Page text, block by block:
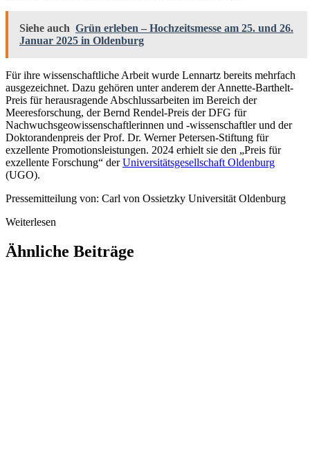
Siehe auch Grün erleben – Hochzeitsmesse am 25. und 26.
Januar 2025 in Oldenburg
Für ihre wissenschaftliche Arbeit wurde Lennartz bereits mehrfach
ausgezeichnet. Dazu gehören unter anderem der Annette-Barthelt-
Preis für herausragende Abschlussarbeiten im Bereich der
Meeresforschung, der Bernd Rendel-Preis der DFG für
Nachwuchsgeowissenschaftlerinnen und -wissenschaftler und der
Doktorandenpreis der Prof. Dr. Werner Petersen-Stiftung für
exzellente Promotionsleistungen. 2024 erhielt sie den „Preis für
exzellente Forschung“ derUniversitätsgesellschaft Oldenburg
(UGO).
Pressemitteilung von: Carl von Ossietzky Universität Oldenburg
Weiterlesen
Ähnliche Beiträge